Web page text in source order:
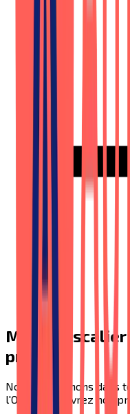
Monte-escalier
proches
Nous intervenons dans
l'Orne. Découvrez nos